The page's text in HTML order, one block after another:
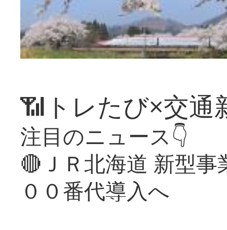
📶トレたび×交通
注目のニュース👇
🔴ＪＲ北海道 新型
００番代導入へ